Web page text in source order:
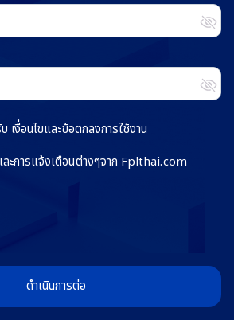
เงื่อนไขและข้อตกลงการใช้งาน
ะการแจ้งเตือนต่างๆจาก Fplthai.com
ดำเนินการต่อ